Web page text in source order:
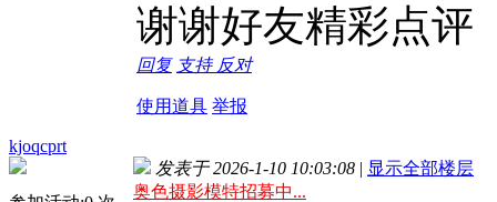
谢谢好友精彩点评
回复 支持 反对
使用道具 举报
kjoqcprt
发表于 2026-1-10 10:03:08 | 显示全部楼层
奥色摄影模特招募中...